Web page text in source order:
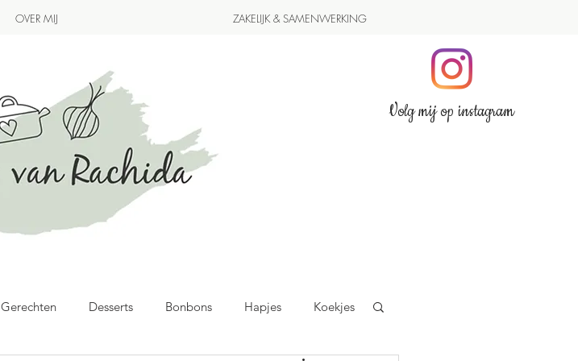
OVER MIJ ZAKELIJK & SAMENWERKING
Volg mij op instagram
Gerechten Desserts Bonbons Hapjes Koekjes